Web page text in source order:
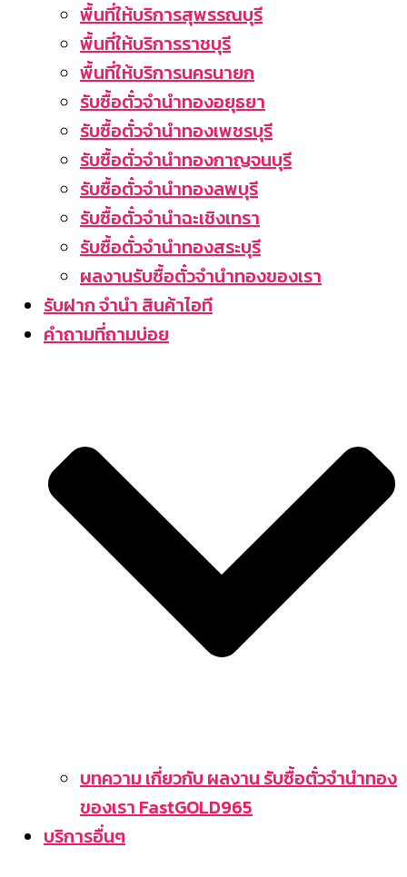
พื้นที่ให้บริการสุพรรณบุรี
พื้นที่ให้บริการราชบุรี
พื้นที่ให้บริการนครนายก
รับซื้อตั๋วจำนำทองอยุธยา
รับซื้อตั๋วจำนำทองเพชรบุรี
รับซื้อตั่วจำนำทองกาญจนบุรี
รับซื้อตั๋วจำนำทองลพบุรี
รับซื้อตั๋วจำนำฉะเชิงเทรา
รับซื้อตั๋วจำนำทองสระบุรี
ผลงานรับซื้อตั๋วจำนำทองของเรา
รับฝาก จำนำ สินค้าไอที
คำถามที่ถามบ่อย
บทความ เกี่ยวกับ ผลงาน รับซื้อตั๋วจำนำทอง
ของเรา FastGOLD965
บริการอื่นๆ